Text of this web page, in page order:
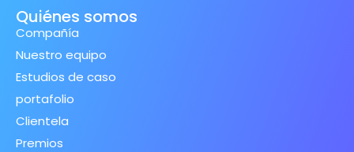
Quiénes somos
Compañía
Nuestro equipo
Estudios de caso
portafolio
Clientela
Premios